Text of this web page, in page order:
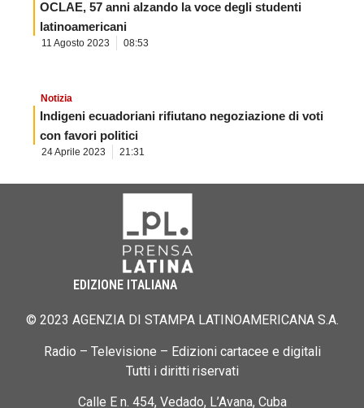
OCLAE, 57 anni alzando la voce degli studenti
latinoamericani
11 Agosto 2023 08:53
Notizia
Indigeni ecuadoriani rifiutano negoziazione di voti
con favori politici
24 Aprile 2023 21:31
EDIZIONE ITALIANA
© 2023 AGENZIA DI STAMPA LATINOAMERICANA S.A.
Radio – Televisione – Edizioni cartacee e digitali
Tutti i diritti riservati
Calle E n. 454, Vedado, L’Avana, Cuba